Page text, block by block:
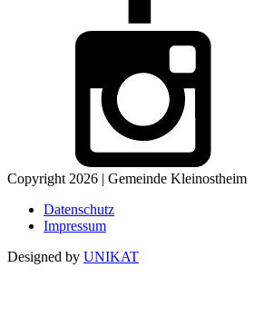
Copyright 2026 | Gemeinde Kleinostheim
Datenschutz
Impressum
Designed by UNIKAT